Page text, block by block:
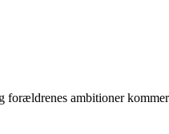
ambitioner